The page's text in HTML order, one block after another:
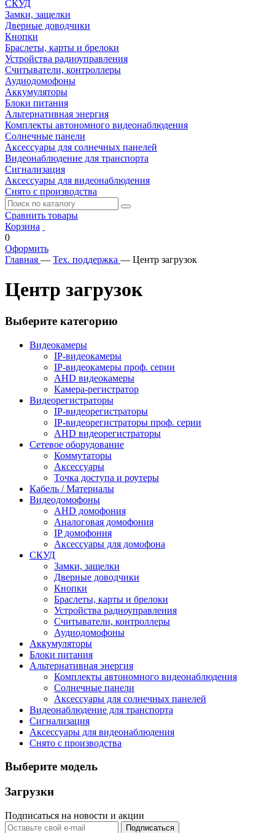
СКУД
Замки, защелки
Дверные доводчики
Кнопки
Браслеты, карты и брелоки
Устройства радиоуправления
Считыватели, контроллеры
Аудиодомофоны
Аккумуляторы
Блоки питания
Альтернативная энергия
Комплекты автономного видеонаблюдения
Солнечные панели
Аксессуары для солнечных панелей
Видеонаблюдение для транспорта
Сигнализация
Аксессуары для видеонаблюдения
Снято с производства
Сравнить товары
Корзина
0
Оформить
Главная — Тех. поддержка — Центр загрузок
Центр загрузок
Выберите категорию
Видеокамеры
IP-видеокамеры
IP-видеокамеры проф. серии
AHD видеокамеры
Камера-регистратор
Видеорегистраторы
IP-видеорегистраторы
IP-видеорегистраторы проф. серии
AHD видеорегистраторы
Сетевое оборудование
Коммутаторы
Аксессуары
Точка доступа и роутеры
Кабель / Материалы
Видеодомофоны
AHD домофония
Аналоговая домофония
IP домофония
Аксессуары для домофона
СКУД
Замки, защелки
Дверные доводчики
Кнопки
Браслеты, карты и брелоки
Устройства радиоуправления
Считыватели, контроллеры
Аудиодомофоны
Аккумуляторы
Блоки питания
Альтернативная энергия
Комплекты автономного видеонаблюдения
Солнечные панели
Аксессуары для солнечных панелей
Видеонаблюдение для транспорта
Сигнализация
Аксессуары для видеонаблюдения
Снято с производства
Выберите модель
Загрузки
Подписаться на новости и акции
Подписаться